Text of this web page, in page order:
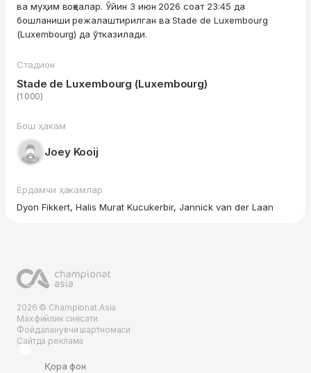
ва муҳим воқеалар. Ўйин 3 июн 2026 соат 23:45 да
бошланиши режалаштирилган ва Stade de Luxembourg
(Luxembourg) да ўтказилади.
Стадион
Stade de Luxembourg (Luxembourg)
(1 000)
Бош ҳакам
Joey Kooij
Ёрдамчи ҳакамлар
Dyon Fikkert, Halis Murat Kucukerbir, Jannick van der Laan
2026 © Championat.Asia
Махфийлик сиёсати
Фойдаланувчи шартномаси
Сайтда реклама
Қора фон